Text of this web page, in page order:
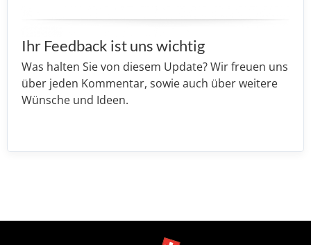
Ihr Feedback ist uns wichtig
Was halten Sie von diesem Update? Wir freuen uns
über jeden Kommentar, sowie auch über weitere
Wünsche und Ideen.